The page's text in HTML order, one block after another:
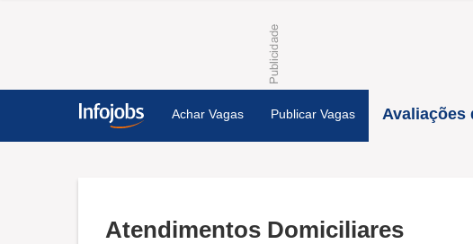
Achar Vagas Publicar Vagas Avaliações
Atendimentos Domiciliares